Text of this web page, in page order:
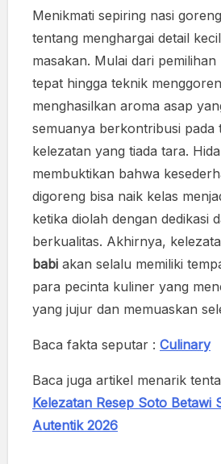
Menikmati sepiring nasi
tentang menghargai detail
masakan. Mulai dari
tepat hingga teknik
menghasilkan aroma asap
semuanya berkontribusi pada
kelezatan yang tiada tara.
membuktikan bahwa
digoreng bisa naik kelas
ketika diolah dengan dedikasi
berkualitas. Akhirnya,
babi akan selalu memiliki
para pecinta kuliner yang
yang jujur dan memuaskan
Baca fakta seputar : Culinary
Baca juga artikel menarik
Kelezatan Resep Soto Betawi
Autentik 2026